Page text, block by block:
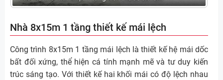
Nhà 8x15m 1 tầng thiết kế mái lệch
Công trình 8x15m 1 tầng mái lệch là thiết kế hệ mái dốc
bất đối xứng, thể hiện cá tính mạnh mẽ và tư duy kiến
trúc sáng tạo. Với thiết kế hai khối mái có độ lệch nhau